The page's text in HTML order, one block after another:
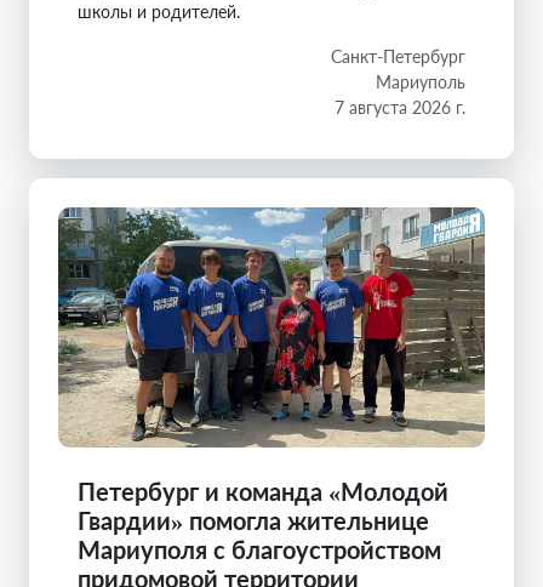
школы и родителей.
Санкт-Петербург
Мариуполь
7 августа 2026 г.
Петербург и команда «Молодой
Гвардии» помогла жительнице
Мариуполя с благоустройством
придомовой территории